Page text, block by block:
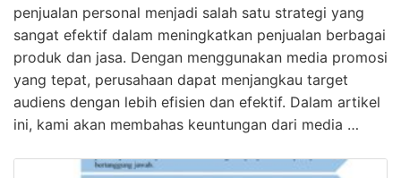
penjualan personal menjadi salah satu strategi yang
sangat efektif dalam meningkatkan penjualan berbagai
produk dan jasa. Dengan menggunakan media promosi
yang tepat, perusahaan dapat menjangkau target
audiens dengan lebih efisien dan efektif. Dalam artikel
ini, kami akan membahas keuntungan dari media …